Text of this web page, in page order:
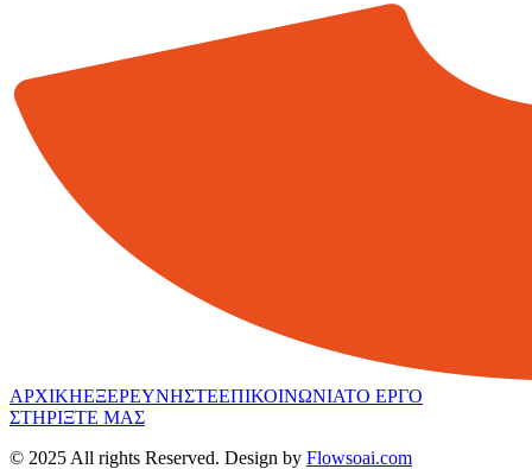
ΑΡΧΙΚΗΕΞΕΡΕΥΝΗΣΤΕΕΠΙΚΟΙΝΩΝΙΑΤΟ ΕΡΓΟ
ΣΤΗΡΙΞΤΕ ΜΑΣ
© 2025 All rights Reserved. Design by Flowsoai.com